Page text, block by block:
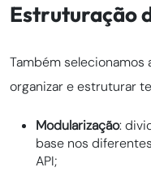
Estruturação
Também
organizar e estruturar
Modularização:
base nos
API;